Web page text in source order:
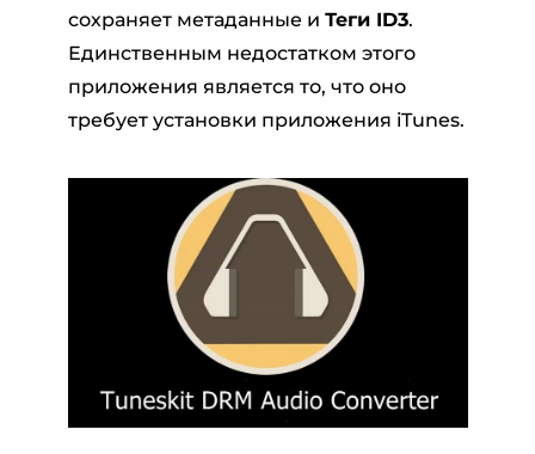
сохраняет метаданные и Теги ID3.
Единственным недостатком этого
приложения является то, что оно
требует установки приложения iTunes.